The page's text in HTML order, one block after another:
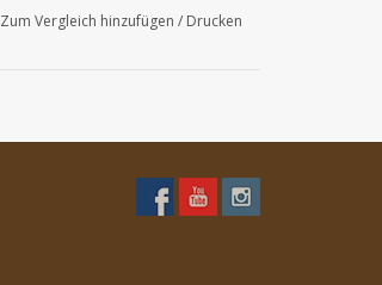
Zum Vergleich hinzufügen / Drucken